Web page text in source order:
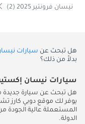
نيسان فرونتير 2025 (2)
هل تبحث عن سيارات نيسان إكستيرا 2025
بدلاً من ذلك؟
سيارات نيسان إكستيرا 2025 جديدة للبيع في
المستعملة عالية الجودة
الدولة.